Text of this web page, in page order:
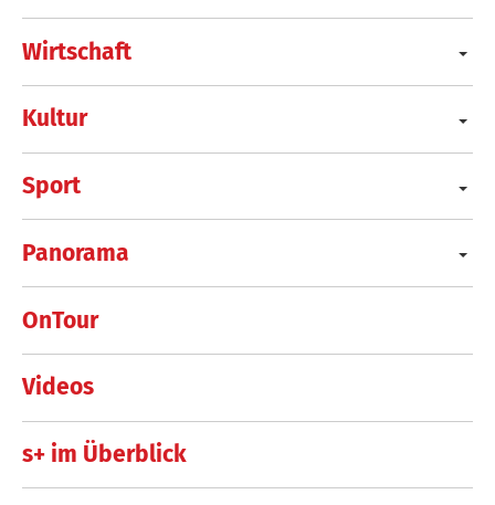
Wirtschaft
Kultur
Sport
Panorama
OnTour
Videos
s+ im Überblick